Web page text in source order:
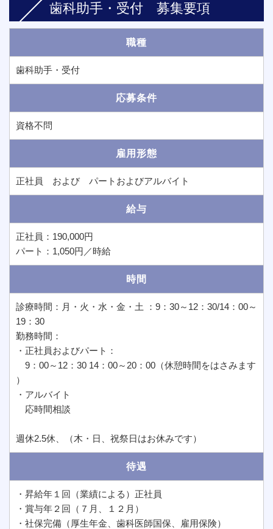
歯科助手・受付 募集要項
職種
歯科助手・受付
応募条件
資格不問
雇用形態
正社員 および パートおよびアルバイト
給与
正社員：190,000円
パート：1,050円／時給
時間
診療時間：月・火・水・金・土 ：9：30～12：30/14：00～
19：30
勤務時間：
・正社員およびパート：
9：00～12：30 14：00～20：00（休憩時間をはさみます
）
・アルバイト
応時間相談
週休2.5休、（木・日、祝祭日はお休みです）
待遇
・昇給年１回（業績による）正社員
・賞与年２回（７月、１２月）
・社保完備（厚生年金、歯科医師国保、雇用保険）